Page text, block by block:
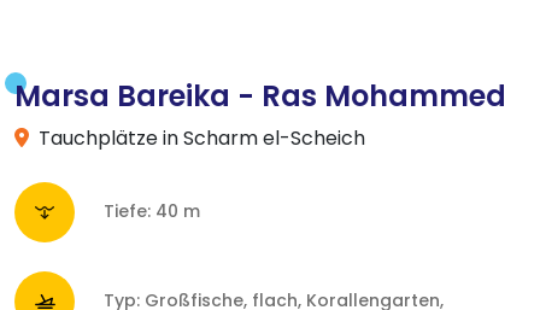
Marsa Bareika - Ras Mohammed
Tauchplätze in Scharm el-Scheich
Tiefe: 40 m
Typ: Großfische, flach, Korallengarten,